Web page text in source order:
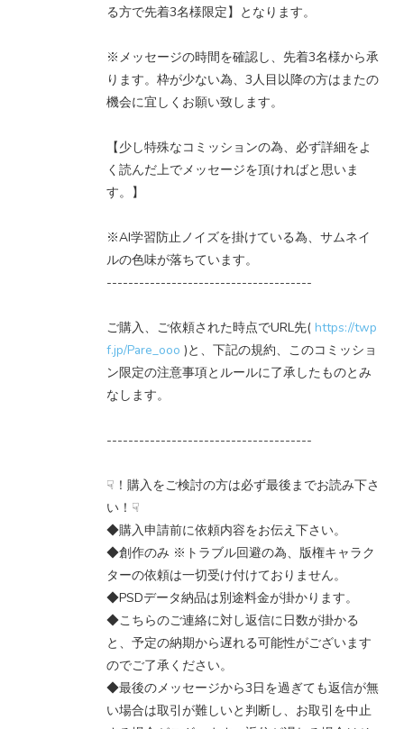
る方で先着3名様限定】となります。
※メッセージの時間を確認し、先着3名様から承
ります。枠が少ない為、3人目以降の方はまたの
機会に宜しくお願い致します。
【少し特殊なコミッションの為、必ず詳細をよ
く読んだ上でメッセージを頂ければと思いま
す。】
※AI学習防止ノイズを掛けている為、サムネイ
ルの色味が落ちています。
--------------------------------------
ご購入、ご依頼された時点でURL先( https://twp
f.jp/Pare_ooo )と、下記の規約、このコミッショ
ン限定の注意事項とルールに了承したものとみ
なします。
--------------------------------------
☟！購入をご検討の方は必ず最後までお読み下さ
い！☟
◆購入申請前に依頼内容をお伝え下さい。
◆創作のみ ※トラブル回避の為、版権キャラク
ターの依頼は一切受け付けておりません。
◆PSDデータ納品は別途料金が掛かります。
◆こちらのご連絡に対し返信に日数が掛かる
と、予定の納期から遅れる可能性がございます
のでご了承ください。
◆最後のメッセージから3日を過ぎても返信が無
い場合は取引が難しいと判断し、お取引を中止